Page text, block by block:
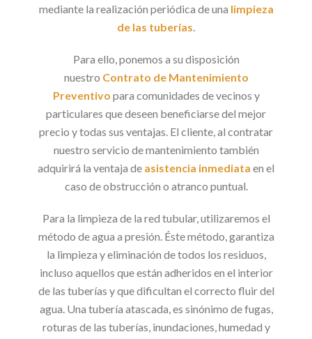
mediante la realización periódica de una limpieza
de las tuberías.
Para ello, ponemos a su disposición
nuestro Contrato de Mantenimiento
Preventivo para comunidades de vecinos y
particulares que deseen beneficiarse del mejor
precio y todas sus ventajas. El cliente, al contratar
nuestro servicio de mantenimiento también
adquirirá la ventaja de asistencia inmediata en el
caso de obstrucción o atranco puntual.
Para la limpieza de la red tubular, utilizaremos el
método de agua a presión. Éste método, garantiza
la limpieza y eliminación de todos los residuos,
incluso aquellos que están adheridos en el interior
de las tuberías y que dificultan el correcto fluir del
agua. Una tubería atascada, es sinónimo de fugas,
roturas de las tuberías, inundaciones, humedad y